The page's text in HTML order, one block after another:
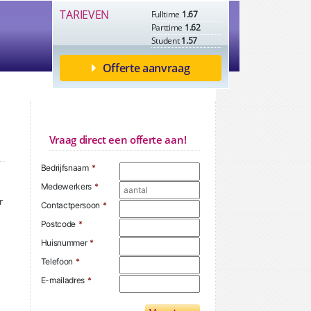
TARIEVEN Fulltime 1.67
Parttime 1.62
Student1.57
Offerte aanvraag
Vraag direct een offerte aan!
Bedrijfsnaam *
Medewerkers *
Contactpersoon *
Postcode *
Huisnummer *
Telefoon *
E-mailadres *